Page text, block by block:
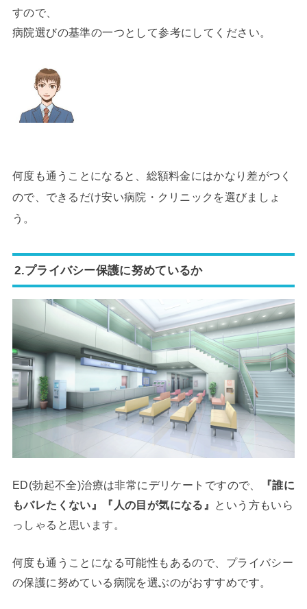
すので、
病院選びの基準の一つとして参考にしてください。
何度も通うことになると、総額料金にはかなり差がつく
ので、できるだけ安い病院・クリニックを選びましょ
う。
2.プライバシー保護に努めているか
ED(勃起不全)治療は非常にデリケートですので、
『誰に
もバレたくない』『人の目が気になる』 という方もいら
っしゃると思います。
何度も通うことになる可能性もあるので、プライバシー
の保護に努めている病院を選ぶのがおすすめです。